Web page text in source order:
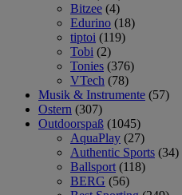
Bitzee (4)
Edurino (18)
tiptoi (119)
Tobi (2)
Tonies (376)
VTech (78)
Musik & Instrumente (57)
Ostern (307)
Outdoorspaß (1045)
AquaPlay (27)
Authentic Sports (34)
Ballsport (118)
BERG (56)